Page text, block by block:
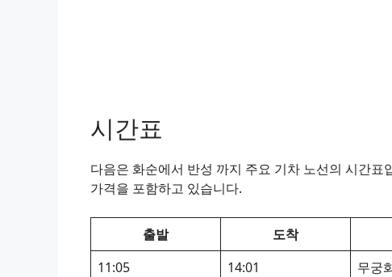
시간표
다음은 화순에서 반성 까지 주요 기차 노선의 시간
가격을 포함하고 있습니다.
출발 도착
11:05
14:01 무궁